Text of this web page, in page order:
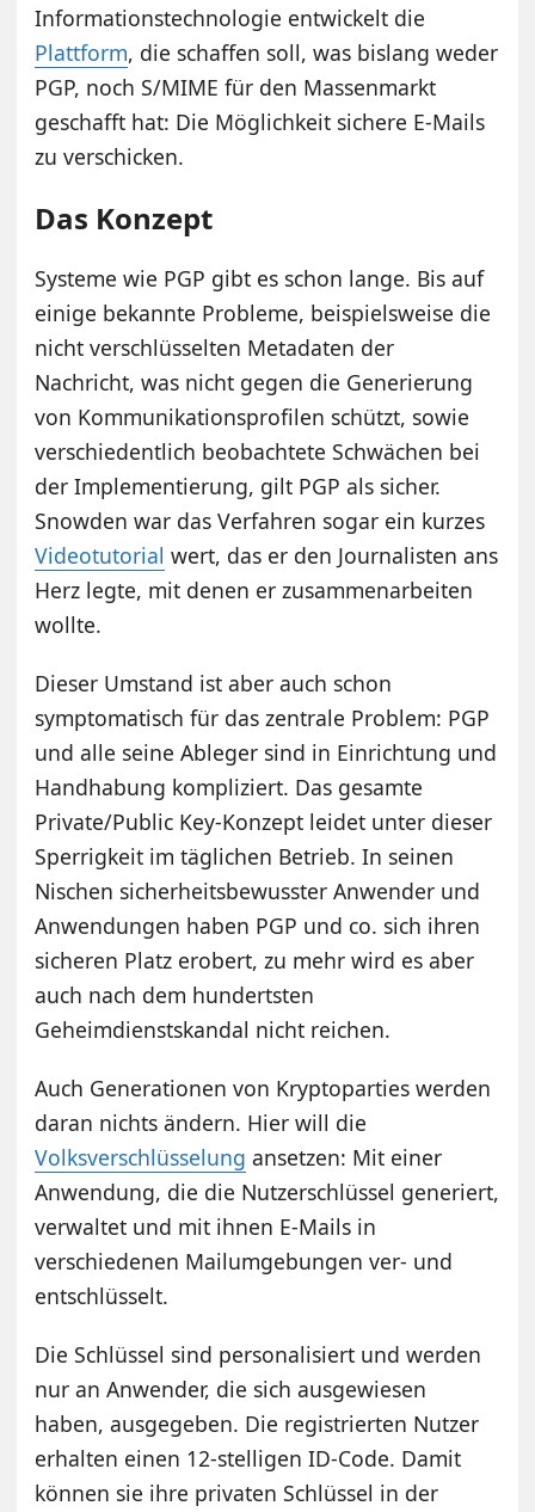
Informationstechnologie entwickelt die
Plattform, die schaffen soll, was bislang weder
PGP, noch S/MIME für den Massenmarkt
geschafft hat: Die Möglichkeit sichere E-Mails
zu verschicken.
Das Konzept
Systeme wie PGP gibt es schon lange. Bis auf
einige bekannte Probleme, beispielsweise die
nicht verschlüsselten Metadaten der
Nachricht, was nicht gegen die Generierung
von Kommunikationsprofilen schützt, sowie
verschiedentlich beobachtete Schwächen bei
der Implementierung, gilt PGP als sicher.
Snowden war das Verfahren sogar ein kurzes
Videotutorial wert, das er den Journalisten ans
Herz legte, mit denen er zusammenarbeiten
wollte.
Dieser Umstand ist aber auch schon
symptomatisch für das zentrale Problem: PGP
und alle seine Ableger sind in Einrichtung und
Handhabung kompliziert. Das gesamte
Private/Public Key-Konzept leidet unter dieser
Sperrigkeit im täglichen Betrieb. In seinen
Nischen sicherheitsbewusster Anwender und
Anwendungen haben PGP und co. sich ihren
sicheren Platz erobert, zu mehr wird es aber
auch nach dem hundertsten
Geheimdienstskandal nicht reichen.
Auch Generationen von Kryptoparties werden
daran nichts ändern. Hier will die
Volksverschlüsselung ansetzen: Mit einer
Anwendung, die die Nutzerschlüssel generiert,
verwaltet und mit ihnen E-Mails in
verschiedenen Mailumgebungen ver- und
entschlüsselt.
Die Schlüssel sind personalisiert und werden
nur an Anwender, die sich ausgewiesen
haben, ausgegeben. Die registrierten Nutzer
erhalten einen 12-stelligen ID-Code. Damit
können sie ihre privaten Schlüssel in der